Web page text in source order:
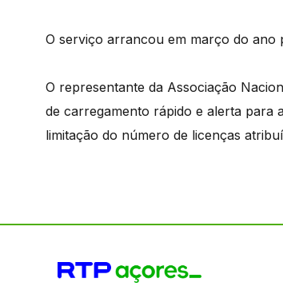
O serviço arrancou em março do ano
O representante da Associação
de carregamento rápido e alerta para
limitação do número de licenças